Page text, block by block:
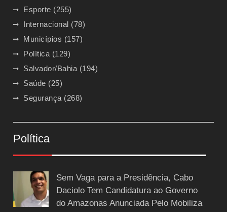
Esporte (255)
Internacional (78)
Municípios (157)
Política (129)
Salvador/Bahia (194)
Saúde (25)
Segurança (268)
Política
Sem Vaga para a Presidência, Cabo
Daciolo Tem Candidatura ao Governo
do Amazonas Anunciada Pelo Mobiliza